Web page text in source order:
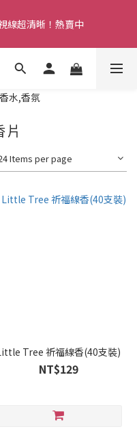
。
線超清晰！熱賣中
段以電話連絡，若有疑慮請
Items per page
Tree 祈福線香(40支裝)
NT$129